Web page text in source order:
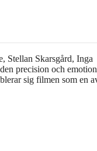
Stellan Skarsgård, Inga
precision och
sig filmen som en